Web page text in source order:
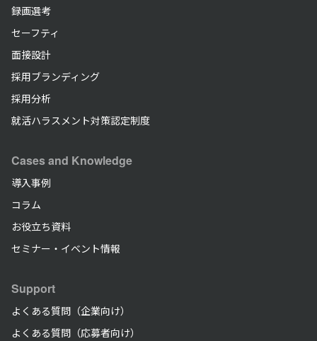
録画選考
セーフティ
面接設計
採用ブランディング
採用分析
就活ハラスメント対策認定制度
Cases and Knowledge
導入事例
コラム
お役立ち資料
セミナー・イベント情報
Support
よくある質問（企業向け）
よくある質問（応募者向け）